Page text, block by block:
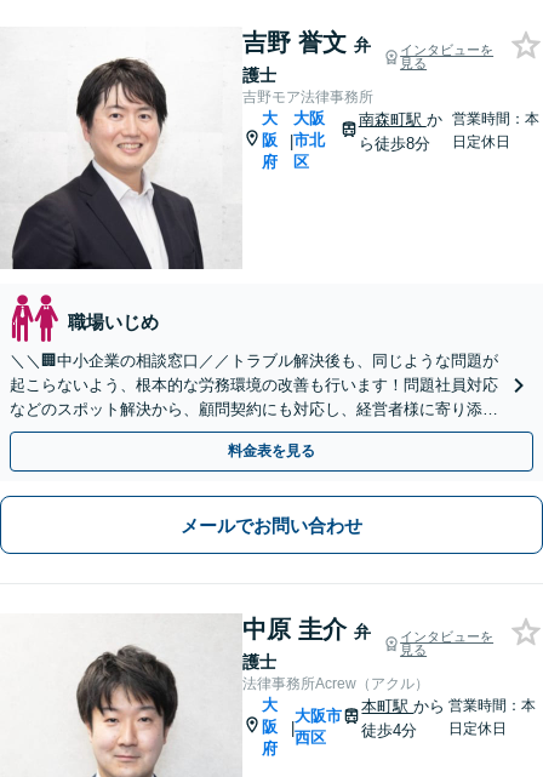
吉野 誉文 弁
護士
インタビューを
見る
吉野モア法律事務所
大
阪
府
|
大阪
市北
区
南森町駅 か
ら徒歩8分
営業時間：本
日定休日
職場いじめ
＼＼🏢中小企業の相談窓口／／トラブル解決後も、同じような問題が
起こらないよう、根本的な労務環境の改善も行います！問題社員対応
などのスポット解決から、顧問契約にも対応し、経営者様に寄り添い
ます【メール・web面談可能】
料金表を見る
メールでお問い合わせ
中原 圭介 弁
護士
インタビューを
見る
法律事務所Acrew（アクル）
大
阪
府
|
大阪市
西区
本町駅から
徒歩4分
営業時間：本
日定休日